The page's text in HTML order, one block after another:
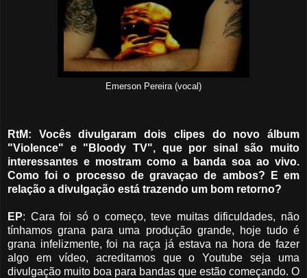
Emerson Pereira (vocal)
RtM: Vocês divulgaram dois clipes do novo álbum
"Violence" e "Bloody TV", que por sinal são muito
interessantes e mostram como a banda soa ao vivo.
Como foi o processo de gravaçao de ambos? E em
relação a divulgação está trazendo um bom retorno?
EP: Cara foi só o começo, teve muitas dificuldades, não
tínhamos grana para uma produção grande,
hoje tudo é
grana infelizmente, foi na raça já estava na hora de fazer
algo em vídeo, acreditamos que o Youtube seja uma
divulgação muito boa para bandas que estão começando. O